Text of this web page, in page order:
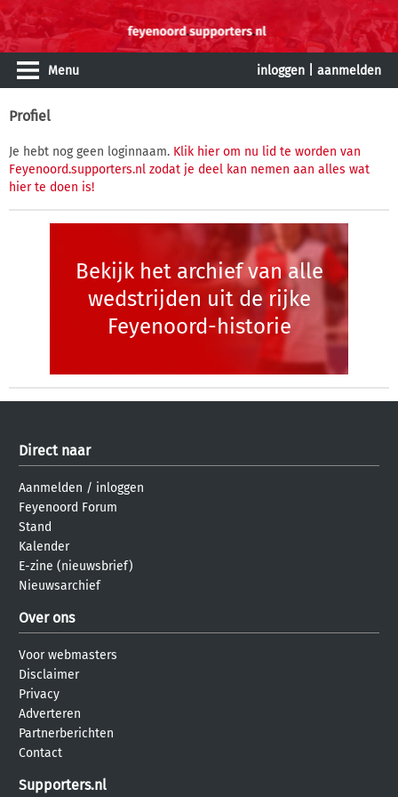
Menu inloggen aanmelden
Profiel
Je hebt nog geen loginnaam. Klik hier om nu lid te worden van
Feyenoord.supporters.nl zodat je deel kan nemen aan alles wat
hier te doen is!
Bekijk het archief van alle
wedstrijden uit de rijke
Feyenoord-historie
Direct naar
Aanmelden / inloggen
Feyenoord Forum
Stand
Kalender
E-zine (nieuwsbrief)
Nieuwsarchief
Over ons
Voor webmasters
Disclaimer
Privacy
Adverteren
Partnerberichten
Contact
Supporters.nl